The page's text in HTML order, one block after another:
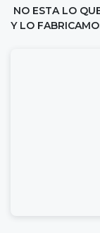
NO ESTA LO
Y LO